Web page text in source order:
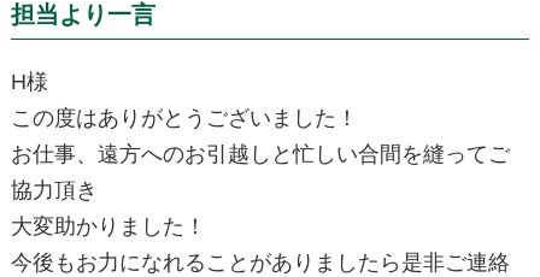
担当より一言
H様
この度はありがとうございました！
お仕事、遠方へのお引越しと忙しい合間を縫ってご
協力頂き
大変助かりました！
今後もお力になれることがありましたら是非ご連絡